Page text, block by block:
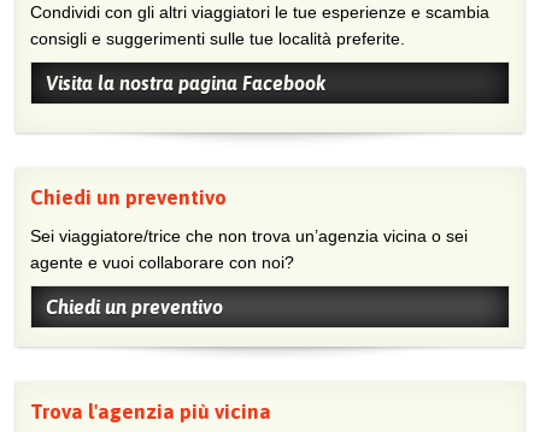
Condividi con gli altri viaggiatori le tue esperienze e scambia
consigli e suggerimenti sulle tue località preferite.
Visita la nostra pagina Facebook
Chiedi un preventivo
Sei viaggiatore/trice che non trova un’agenzia vicina o sei
agente e vuoi collaborare con noi?
Chiedi un preventivo
Trova l'agenzia più vicina